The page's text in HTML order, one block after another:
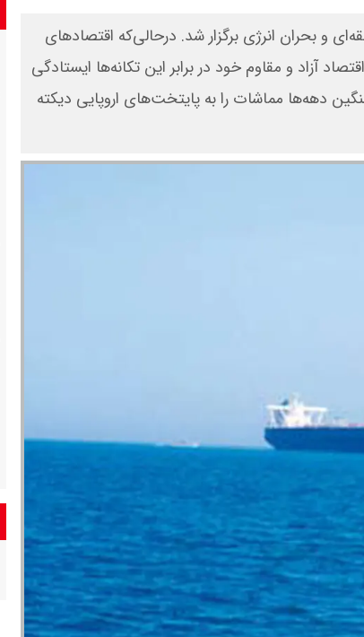
و بحران انرژی برگزار شد. درحالی‌که اقتصادهای
آزاد و مقاوم خود در برابر این تکانه‌ها ایستادگی
دهه‌ها مماشات را به پایتخت‌های اروپایی دیکته